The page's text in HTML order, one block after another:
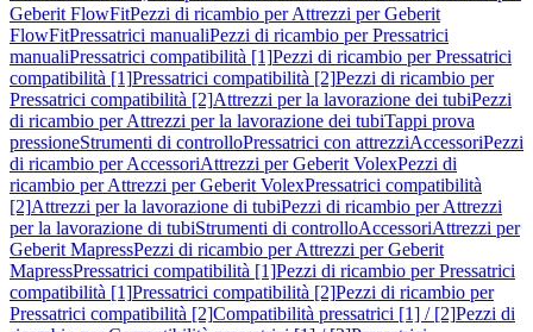
Geberit FlowFitPezzi di ricambio per Attrezzi per Geberit
FlowFitPressatrici manualiPezzi di ricambio per Pressatrici
manualiPressatrici compatibilità [1]Pezzi di ricambio per Pressatrici
compatibilità [1]Pressatrici compatibilità [2]Pezzi di ricambio per
Pressatrici compatibilità [2]Attrezzi per la lavorazione dei tubiPezzi
di ricambio per Attrezzi per la lavorazione dei tubiTappi prova
pressioneStrumenti di controlloPressatrici con attrezziAccessoriPezzi
di ricambio per AccessoriAttrezzi per Geberit VolexPezzi di
ricambio per Attrezzi per Geberit VolexPressatrici compatibilità
[2]Attrezzi per la lavorazione di tubiPezzi di ricambio per Attrezzi
per la lavorazione di tubiStrumenti di controlloAccessoriAttrezzi per
Geberit MapressPezzi di ricambio per Attrezzi per Geberit
MapressPressatrici compatibilità [1]Pezzi di ricambio per Pressatrici
compatibilità [1]Pressatrici compatibilità [2]Pezzi di ricambio per
Pressatrici compatibilità [2]Compatibilità pressatrici [1] / [2]Pezzi di